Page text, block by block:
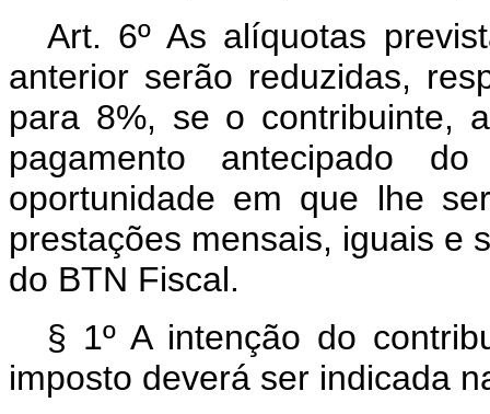
Art. 6º As alíquotas
anterior serão reduzidas,
para 8%, se o contribuinte,
pagamento antecipado
oportunidade em que lhe
prestações mensais, iguais e
do BTN Fiscal.
§ 1º A intenção do
imposto deverá ser indicada